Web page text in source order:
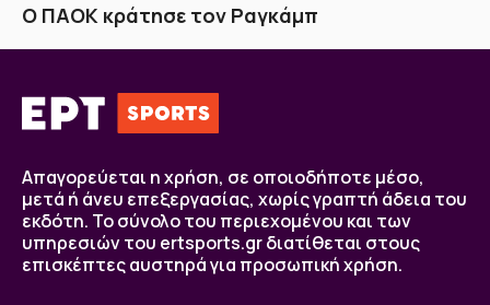
Ο ΠΑΟΚ κράτησε τον Ραγκάμπ
Απαγορεύεται η χρήση, σε οποιοδήποτε μέσο,
μετά ή άνευ επεξεργασίας, χωρίς γραπτή άδεια του
εκδότη. Το σύνολο του περιεχομένου και των
υπηρεσιών του ertsports.gr διατίθεται στους
επισκέπτες αυστηρά για προσωπική χρήση.